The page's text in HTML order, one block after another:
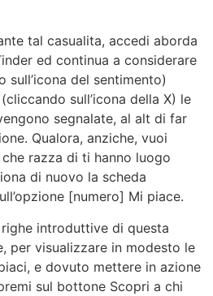
tal casualita, accedi aborda
ed continua a considerare
del sentimento)
sull’icona della X) le
segnalate, al alt di far
Qualora, anziche, vuoi
razza di ti hanno luogo
di nuovo la scheda
[numero] Mi piace.
introduttive di questa
per visualizzare in modesto le
e dovuto mettere in azione
sul bottone Scopri a chi